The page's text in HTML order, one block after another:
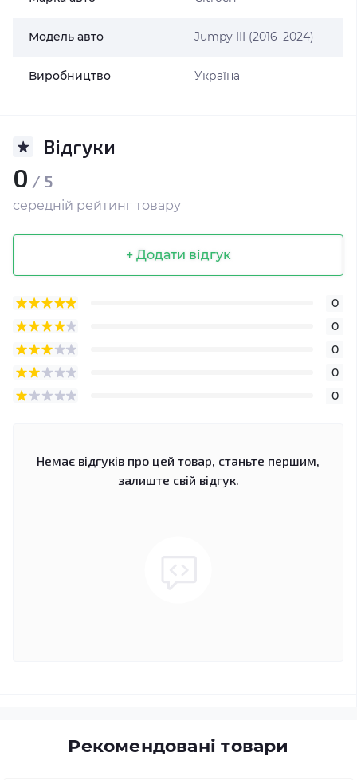
Модель авто Jumpy III (2016–2024)
Виробництво Україна
Відгуки
0 / 5
середній рейтинг товару
+ Додати відгук
0
0
0
0
0
Немає відгуків про цей товар, станьте першим,
залиште свій відгук.
Рекомендовані товари